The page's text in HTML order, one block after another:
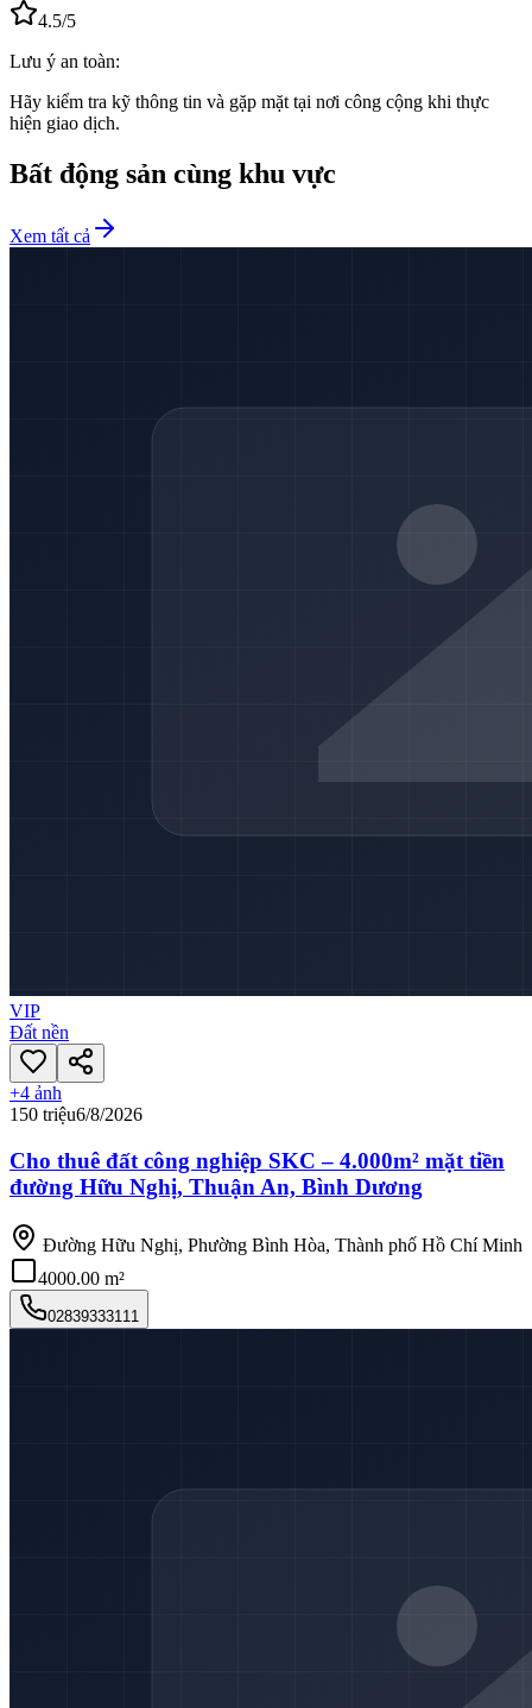
4.5/5
Lưu ý an toàn:
Hãy kiểm tra kỹ thông tin và gặp mặt tại nơi công cộng khi thực
hiện giao dịch.
Bất động sản cùng khu vực
Xem tất cả
VIP
Đất nền
+4 ảnh
150 triệu6/8/2026
Cho thuê đất công nghiệp SKC – 4.000m² mặt tiền
đường Hữu Nghị, Thuận An, Bình Dương
Đường Hữu Nghị, Phường Bình Hòa, Thành phố Hồ Chí Minh
4000.00 m²
02839333111